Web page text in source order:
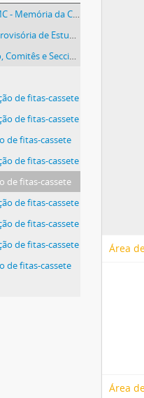
da Constituinte
Estudos Constitucionais
e Seccionais
de fitas-cassete
de fitas-cassete
de fitas-cassete
de fitas-cassete
de fitas-cassete
de fitas-cassete
de fitas-cassete
de fitas-cassete
de fitas-cassete
Área
Área